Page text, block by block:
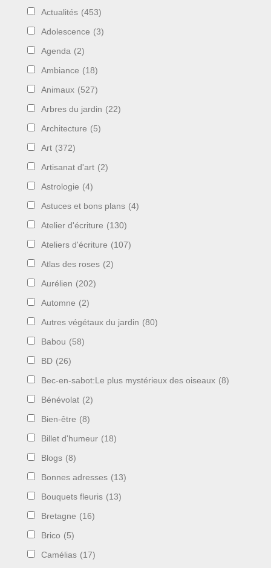
Actualités (453)
Adolescence (3)
Agenda (2)
Ambiance (18)
Animaux (527)
Arbres du jardin (22)
Architecture (5)
Art (372)
Artisanat d'art (2)
Astrologie (4)
Astuces et bons plans (4)
Atelier d'écriture (130)
Ateliers d'écriture (107)
Atlas des roses (2)
Aurélien (202)
Automne (2)
Autres végétaux du jardin (80)
Babou (58)
BD (26)
Bec-en-sabot:Le plus mystérieux des oiseaux (8)
Bénévolat (2)
Bien-être (8)
Billet d'humeur (18)
Blogs (8)
Bonnes adresses (13)
Bouquets fleuris (13)
Bretagne (16)
Brico (5)
Camélias (17)